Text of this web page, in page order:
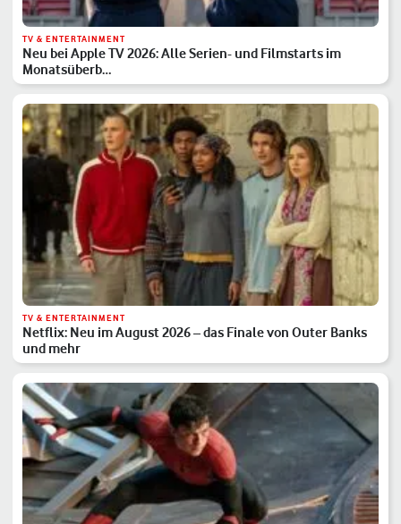
TV & ENTERTAINMENT
Neu bei Apple TV 2026: Alle Serien- und Filmstarts im
Monatsüberb…
TV & ENTERTAINMENT
Netflix: Neu im August 2026 – das Finale von Outer Banks
und mehr